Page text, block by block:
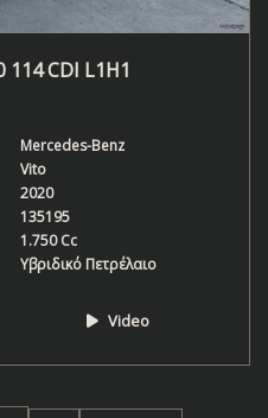
CDI L1H1
Mercedes-Benz
Vito
2020
135195
1.750 Cc
Υβριδικό Πετρέλαιο
Video